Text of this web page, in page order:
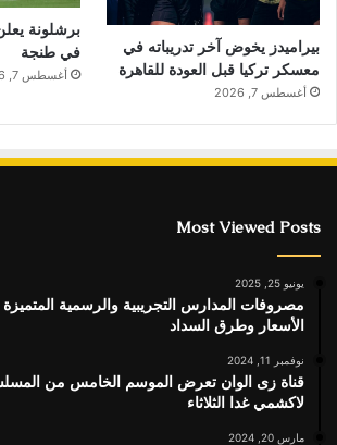
بيراميدز يخوض آخر تدريباته في
معسكر تركيا قبل العودة للقاهرة
أغسطس 7, 2026
برشلونة يعلن
في طنجة
أغسطس 7, 2026
Most Viewed Posts
يونيو 25, 2025
الأسعار وطرق السداد
نوفمبر 11, 2024
قناة زى الوان تعرض الموسم الخامس من
لاكشمي غدا الثلاثاء
مارس 20, 2024